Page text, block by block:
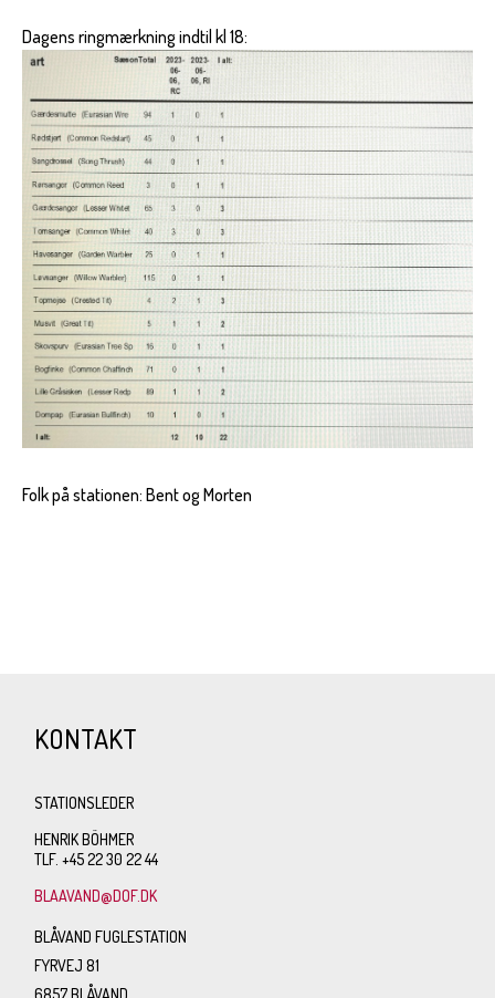
Dagens ringmærkning indtil kl 18:
Folk på stationen: Bent og Morten
KONTAKT
STATIONSLEDER
HENRIK BÖHMER
TLF. +45 22 30 22 44
BLAAVAND@DOF.DK
BLÅVAND FUGLESTATION
FYRVEJ 81
6857 BLÅVAND